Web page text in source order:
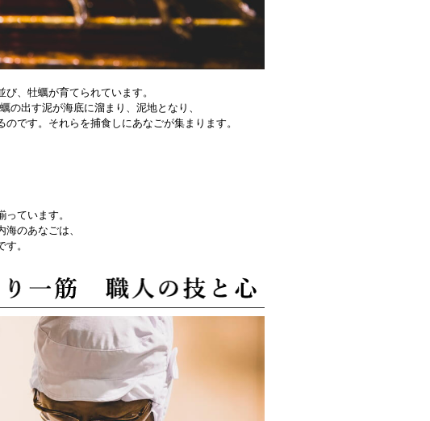
、牡蠣が育てられています。
出す泥が海底に溜まり、泥地となり、
です。それらを捕食しにあなごが集まります。
ています。
のあなごは、
。